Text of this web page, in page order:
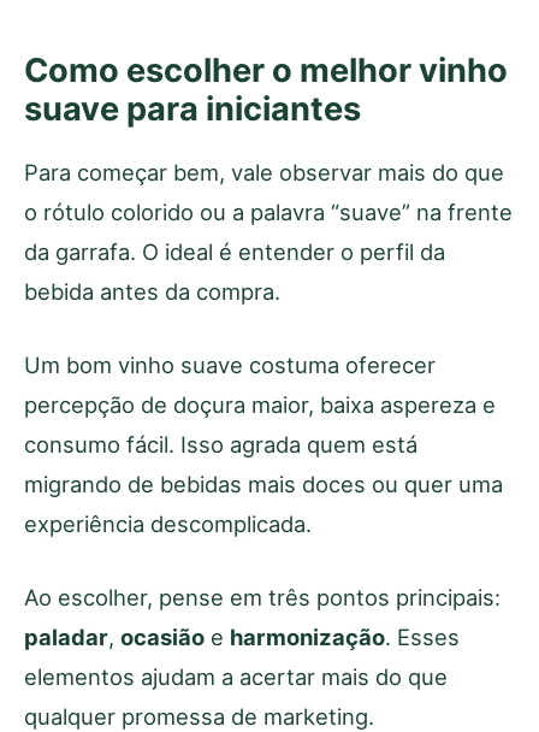
Como escolher o melhor vinho
suave para iniciantes
Para começar bem, vale observar mais do que
o rótulo colorido ou a palavra “suave” na frente
da garrafa. O ideal é entender o perfil da
bebida antes da compra.
Um bom vinho suave costuma oferecer
percepção de doçura maior, baixa aspereza e
consumo fácil. Isso agrada quem está
migrando de bebidas mais doces ou quer uma
experiência descomplicada.
Ao escolher, pense em três pontos principais:
paladar, ocasião e harmonização. Esses
elementos ajudam a acertar mais do que
qualquer promessa de marketing.